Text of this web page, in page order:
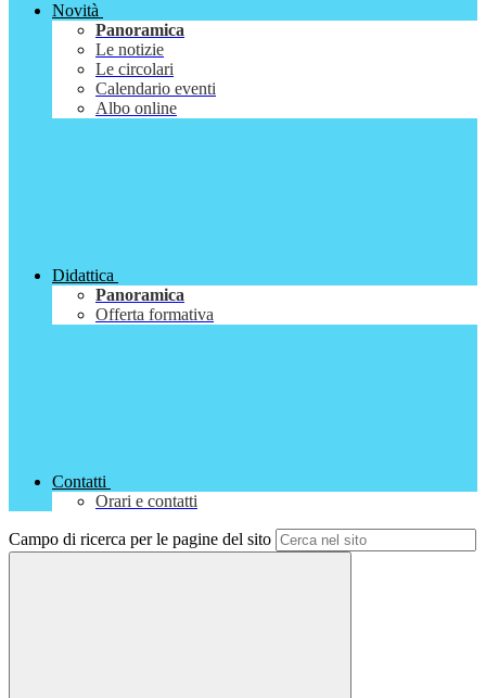
Novità
Panoramica
Le notizie
Le circolari
Calendario eventi
Albo online
Didattica
Panoramica
Offerta formativa
Contatti
Orari e contatti
Campo di ricerca per le pagine del sito